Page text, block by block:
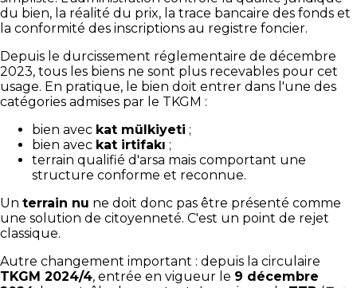
du bien, la réalité du prix, la trace bancaire des fonds et
la conformité des inscriptions au registre foncier.
Depuis le durcissement réglementaire de décembre
2023, tous les biens ne sont plus recevables pour cet
usage. En pratique, le bien doit entrer dans l'une des
catégories admises par le TKGM :
bien avec kat mülkiyeti ;
bien avec kat irtifakı ;
terrain qualifié d'arsa mais comportant une
structure conforme et reconnue.
Un terrain nu ne doit donc pas être présenté comme
une solution de citoyenneté. C'est un point de rejet
classique.
Autre changement important : depuis la circulaire
TKGM 2024/4, entrée en vigueur le 9 décembre